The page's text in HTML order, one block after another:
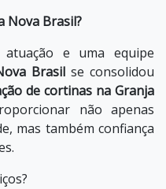
Nova Brasil?
e uma equipe
Brasilse consolidou
de cortinas na Granja
não apenas
mas também confiança